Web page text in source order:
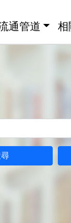
通管道 相